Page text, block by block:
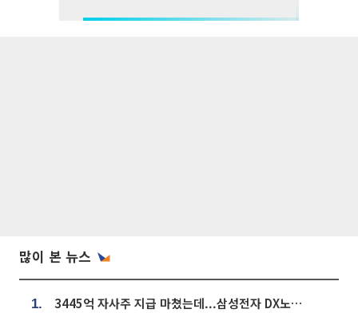
많이 본 뉴스
1. 3445억 자사주 지급 마쳤는데...삼성전자 DX노조, 뒤늦은 '떼쓰기 집회'